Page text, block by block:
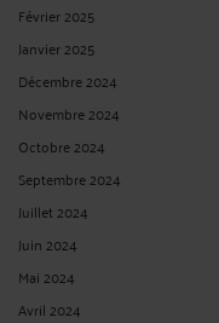
Février 2025
Janvier 2025
Décembre 2024
Novembre 2024
Octobre 2024
Septembre 2024
Juillet 2024
Juin 2024
Mai 2024
Avril 2024